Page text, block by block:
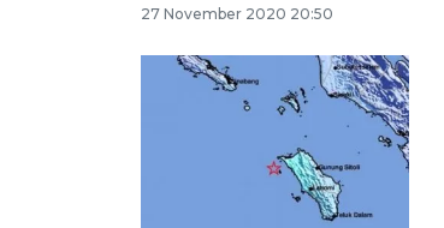
27 November 2020 20:50